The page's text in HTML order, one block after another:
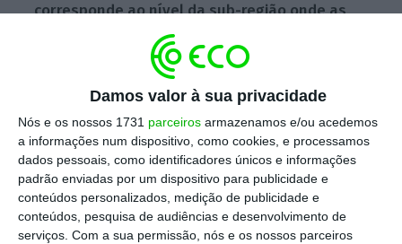
Damos valor à sua privacidade
Nós e os nossos 1731 parceiros armazenamos e/ou acedemos
a informações num dispositivo, como cookies, e processamos
dados pessoais, como identificadores únicos e informações
padrão enviadas por um dispositivo para publicidade e
conteúdos personalizados, medição de publicidade e
conteúdos, pesquisa de audiências e desenvolvimento de
serviços. Com a sua permissão, nós e os nossos parceiros
corresponde ao nível da sub-região onde as
restrições são maiores
Portugal faz diferença uma vez que as
medidas são diferenciadas ao nível do
Marta Temido não afasta regresso ao estado de
emergência
Ler Mais